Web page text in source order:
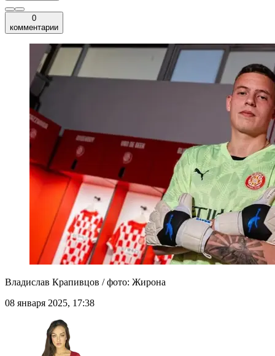
0
комментарии
Владислав Крапивцов / фото: Жирона
08 января 2025, 17:38